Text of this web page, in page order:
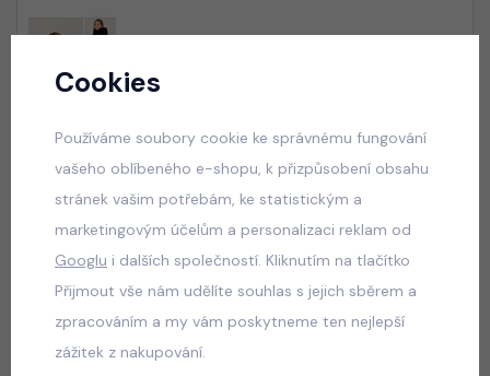
Podzimní bunda černá
skladem
Černá long parka
skladem
490 Kč
Cookies
Používáme soubory cookie ke správnému fungování
vašeho oblíbeného e-shopu, k přizpůsobení obsahu
stránek vašim potřebám, ke statistickým a
marketingovým účelům a personalizaci reklam od
Googlu i dalších společností. Kliknutím na tlačítko
Přijmout vše nám udělíte souhlas s jejich sběrem a
zpracováním a my vám poskytneme ten nejlepší
zážitek z nakupování.